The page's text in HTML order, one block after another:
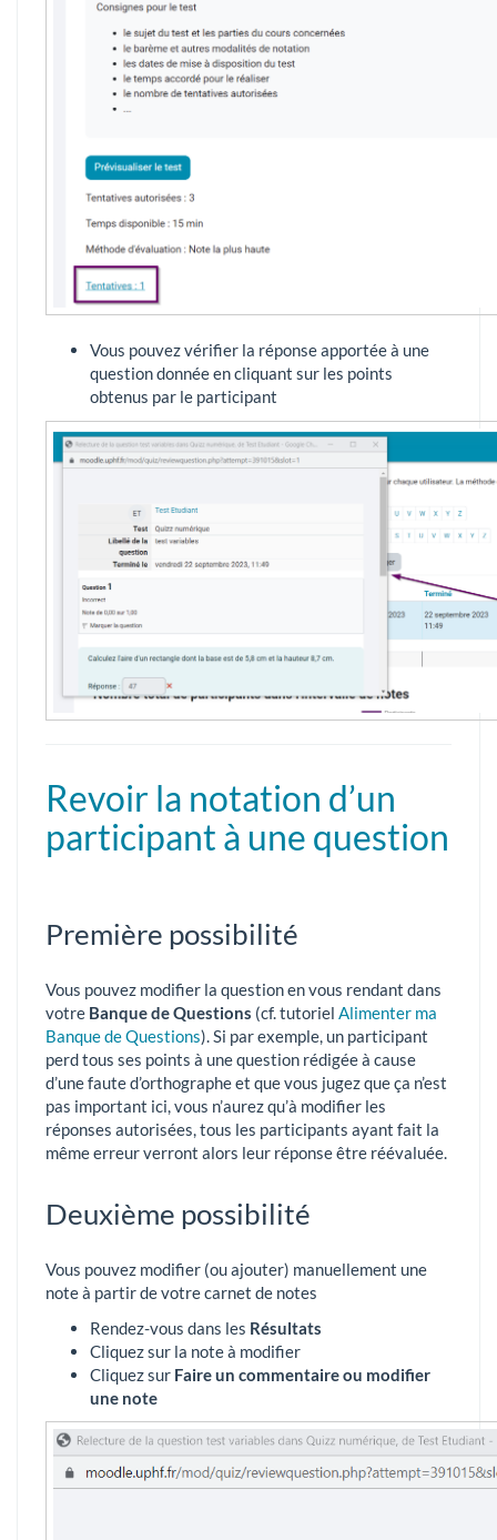
Vous pouvez vérifier la réponse apportée à une
question donnée en cliquant sur les points
obtenus par le participant
Revoir la notation d’un
participant à une question
Première possibilité
Vous pouvez modifier la question en vous rendant dans
votre Banque de Questions (cf. tutoriel Alimenter ma
Banque de Questions). Si par exemple, un participant
perd tous ses points à une question rédigée à cause
d’une faute d’orthographe et que vous jugez que ça n’est
pas important ici, vous n’aurez qu’à modifier les
réponses autorisées, tous les participants ayant fait la
même erreur verront alors leur réponse être réévaluée.
Deuxième possibilité
Vous pouvez modifier (ou ajouter) manuellement une
note à partir de votre carnet de notes
Rendez-vous dans les Résultats
Cliquez sur la note à modifier
Cliquez sur Faire un commentaire ou modifier
une note